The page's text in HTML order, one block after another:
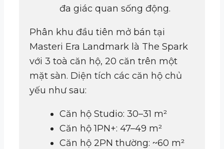
đa giác quan sống động.
Phân khu đầu tiên mở bán tại
Masteri Era Landmark là The Spark
với 3 toà căn hộ, 20 căn trên một
mặt sàn. Diện tích các căn hộ chủ
yếu như sau:
Căn hộ Studio: 30–31 m²
Căn hộ 1PN+: 47–49 m²
Căn hộ 2PN thường: ~60 m²